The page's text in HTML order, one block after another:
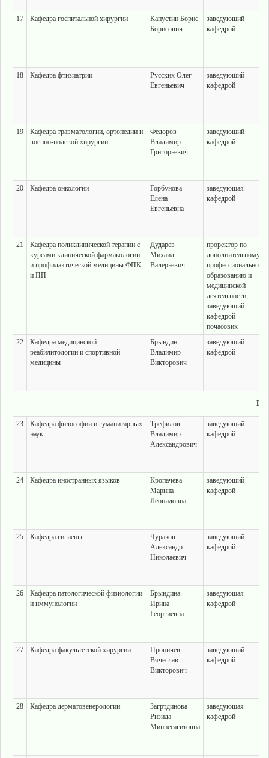
17 Кафедра госпитальной хирургии
Капустин Борис
Борисович
заведующий
кафедрой
18 Кафедра фтизиатрии
Русских Олег
Евгеньевич
заведующий
кафедрой
19
Кафедра травматологии, ортопедии и
военно-полевой хирургии
Федоров
Владимир
Григорьевич
заведующий
кафедрой
20 Кафедра онкологии
Горбунова
Елена
Евгеньевна
заведующая
кафедрой
21
Кафедра поликлинической терапии с
курсами клинической фармакологии
и профилактической медицины ФПК
и ПП
Дударев
Михаил
Валерьевич
проректор по
дополнительному
профессиональному
образованию и
медицинской
деятельности,
заведующий
кафедрой-
почасовик
22
Кафедра медицинской
реабилитологии и спортивной
медицины
Брындин
Владимир
Викторович
заведующий
кафедрой
23
Кафедра философии и гуманитарных
наук
Трефилов
Владимир
Александрович
заведующий
кафедрой
24 Кафедра иностранных языков
Кропачева
Марина
Леонидовна
заведующий
кафедрой
25 Кафедра гигиены
Чураков
Александр
Николаевич
заведующий
кафедрой
26
Кафедра патологической физиологии
и иммунологии
Брындина
Ирина
Георгиевна
заведующая
кафедрой
27 Кафедра факультетской хирургии
Проничев
Вячеслав
Викторович
заведующий
кафедрой
28 Кафедра дерматовенерологии
Загртдинова
Ризида
Миннесагитовна
заведующая
кафедрой